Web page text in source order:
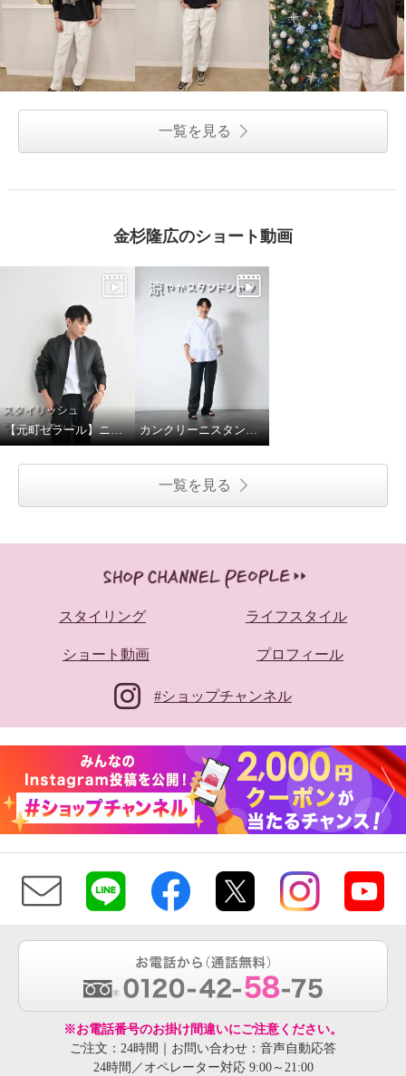
一覧を見る
金杉隆広のショート動画
【元町ゼラール】ニュージーランドラムスタンドジャケット カンクリーニスタンドカラーシャツ
一覧を見る
スタイリング ライフスタイル
ショート動画 プロフィール
#ショップチャンネル
※お電話番号のお掛け間違いにご注意ください。
ご注文：24時間｜お問い合わせ：音声自動応答
24時間／オペレーター対応 9:00～21:00